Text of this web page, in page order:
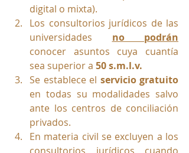
digital o mixta).
Los consultorios jurídicos de las
universidades no podrán
conocer asuntos cuya cuantía
sea superior a 50 s.m.l.v.
Se establece el servicio gratuito
en todas su modalidades salvo
ante los centros de conciliación
privados.
En materia civil se excluyen a los